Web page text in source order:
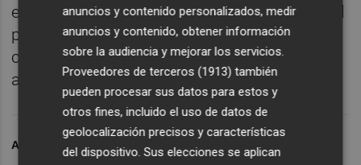
estrictamente con las medidas de seguridad
para evitar los contagios por covid y siendo
comprensivos con los turnos de visitas y
aforos de los diferentes espacios”.
ARCHIVADO EN RURAL
anuncios y contenido personalizados, medir
anuncios y contenido, obtener información
sobre la audiencia y mejorar los servicios.
Proveedores de terceros (1913) también
pueden procesar sus datos para estos y
otros fines, incluido el uso de datos de
geolocalización precisos y características
del dispositivo. Sus elecciones se aplican